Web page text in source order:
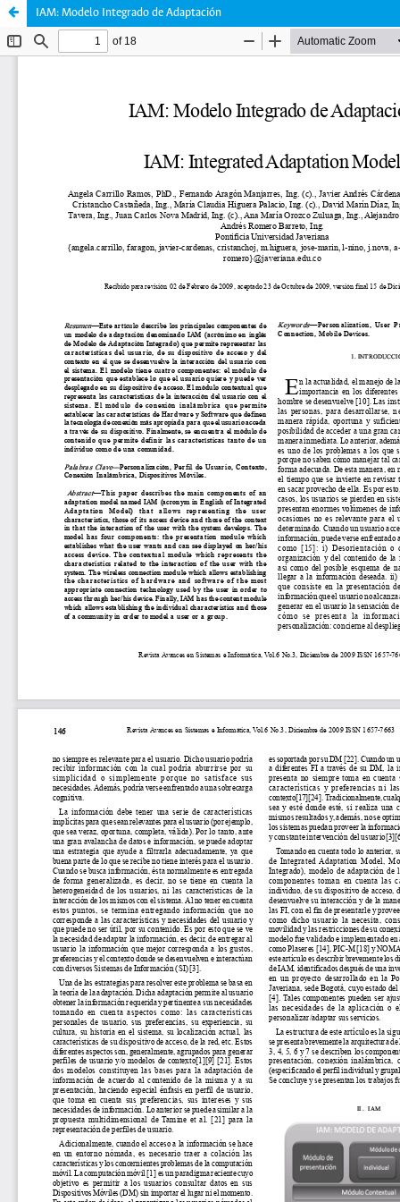
IAM: Modelo Integrado de Adaptación